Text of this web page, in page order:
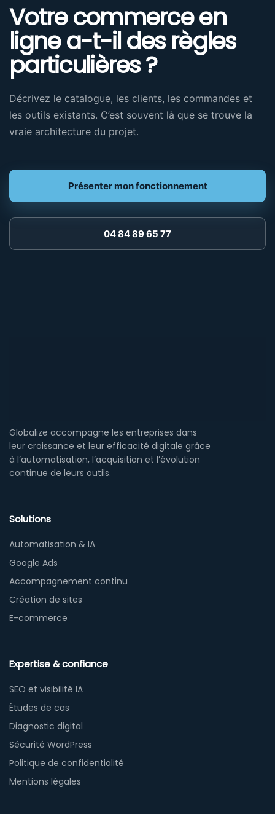
Votre commerce en
ligne a-t-il des règles
particulières ?
Décrivez le catalogue, les clients, les commandes et
les outils existants. C’est souvent là que se trouve la
vraie architecture du projet.
Présenter mon fonctionnement
04 84 89 65 77
Globalize accompagne les entreprises dans
leur croissance et leur efficacité digitale grâce
à l’automatisation, l’acquisition et l’évolution
continue de leurs outils.
Solutions
Automatisation & IA
Google Ads
Accompagnement continu
Création de sites
E-commerce
Expertise & confiance
SEO et visibilité IA
Études de cas
Diagnostic digital
Sécurité WordPress
Politique de confidentialité
Mentions légales